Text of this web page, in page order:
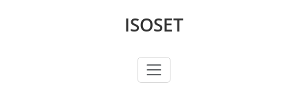
ISOSET